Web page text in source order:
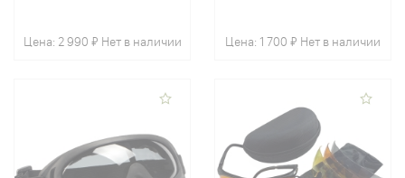
Цена: 2 990 ₽ Нет в наличии Цена: 1 700 ₽ Нет в наличии